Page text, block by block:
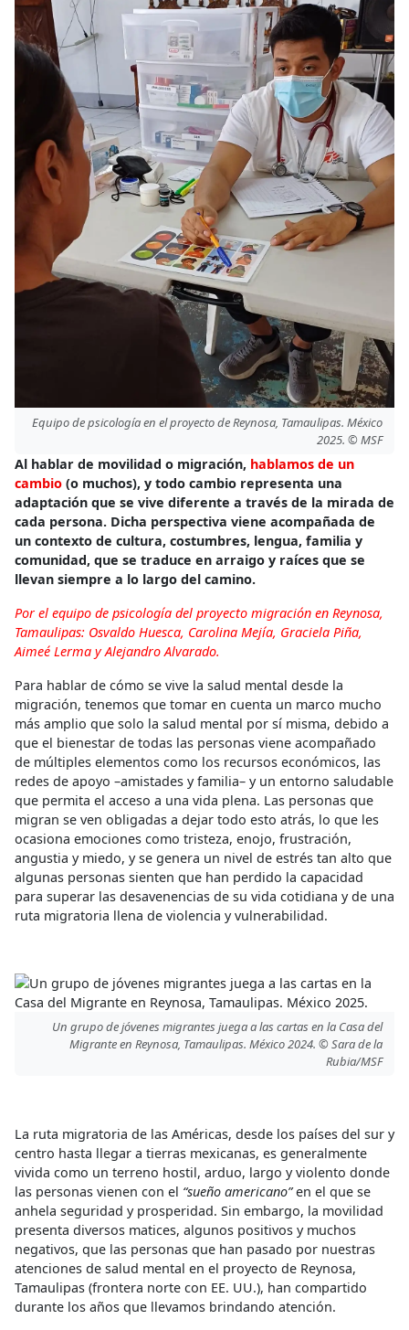
Equipo de psicología en el proyecto de Reynosa, Tamaulipas. México
2025. © MSF
Al hablar de movilidad o migración, hablamos de un
cambio (o muchos), y todo cambio representa una
adaptación que se vive diferente a través de la mirada de
cada persona. Dicha perspectiva viene acompañada de
un contexto de cultura, costumbres, lengua, familia y
comunidad, que se traduce en arraigo y raíces que se
llevan siempre a lo largo del camino.
Por el equipo de psicología del proyecto migración en Reynosa,
Tamaulipas: Osvaldo Huesca, Carolina Mejía, Graciela Piña,
Aimeé Lerma y Alejandro Alvarado.
Para hablar de cómo se vive la salud mental desde la
migración, tenemos que tomar en cuenta un marco mucho
más amplio que solo la salud mental por sí misma, debido a
que el bienestar de todas las personas viene acompañado
de múltiples elementos como los recursos económicos, las
redes de apoyo –amistades y familia– y un entorno saludable
que permita el acceso a una vida plena. Las personas que
migran se ven obligadas a dejar todo esto atrás, lo que les
ocasiona emociones como tristeza, enojo, frustración,
angustia y miedo, y se genera un nivel de estrés tan alto que
algunas personas sienten que han perdido la capacidad
para superar las desavenencias de su vida cotidiana y de una
ruta migratoria llena de violencia y vulnerabilidad.
Un grupo de jóvenes migrantes juega a las cartas en la Casa del
Migrante en Reynosa, Tamaulipas. México 2024. © Sara de la
Rubia/MSF
La ruta migratoria de las Américas, desde los países del sur y
centro hasta llegar a tierras mexicanas, es generalmente
vivida como un terreno hostil, arduo, largo y violento donde
las personas vienen con el “sueño americano”en el que se
anhela seguridad y prosperidad. Sin embargo, la movilidad
presenta diversos matices, algunos positivos y muchos
negativos, que las personas que han pasado por nuestras
atenciones de salud mental en el proyecto de Reynosa,
Tamaulipas (frontera norte con EE. UU.), han compartido
durante los años que llevamos brindando atención.